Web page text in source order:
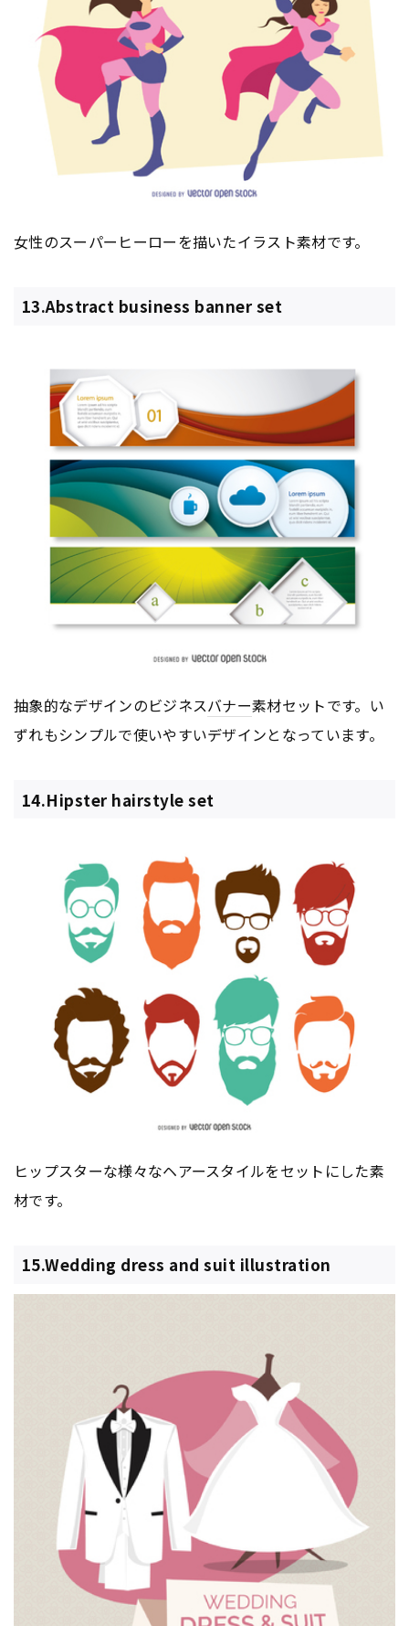
女性のスーパーヒーローを描いたイラスト素材です。
13.Abstract business banner set
抽象的なデザインのビジネスバナー素材セットです。い
ずれもシンプルで使いやすいデザインとなっています。
14.Hipster hairstyle set
ヒップスターな様々なヘアースタイルをセットにした素
材です。
15.Wedding dress and suit illustration